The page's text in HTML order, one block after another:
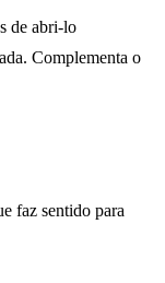
de abri-lo
Complementa o
faz sentido para